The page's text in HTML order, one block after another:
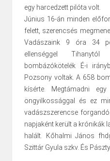
egy harcedzett pilóta volt.
Június 16-án minden
felett, szerencsés
Vadászaink 9 óra 34
ellenséggel
bombázókötelék É-i
Pozsony voltak. A 658
kísérte. Megtámadni
öngyilkossággal és ez
vadászszerencse
napjaként került a krónikák
halált. Kőhalmi János
Szittár Gyula szkv. És